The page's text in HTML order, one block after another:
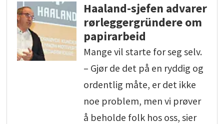
Haaland-sjefen advarer
rørleggergründere om
papirarbeid
Mange vil starte for seg selv.
– Gjør de det på en ryddig og
ordentlig måte, er det ikke
noe problem, men vi prøver
å beholde folk hos oss, sier